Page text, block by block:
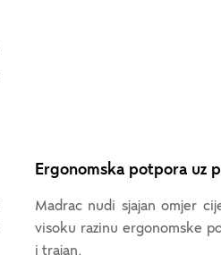
Ergonomska potpora uz
Madrac nudi sjajan omjer
visoku razinu ergonomske
i trajan.